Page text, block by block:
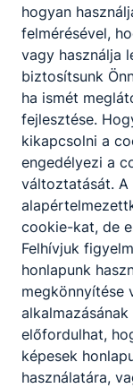
hogyan
felmérésével,
vagy használja
biztosítsunk
ha ismét
fejlesztése.
kikapcsolni a
engedélyezi a
változtatását.
cookie-kat, de
Felhívjuk
honlapunk
megkönnyítése
előfordulhat,
képesek
használatára,